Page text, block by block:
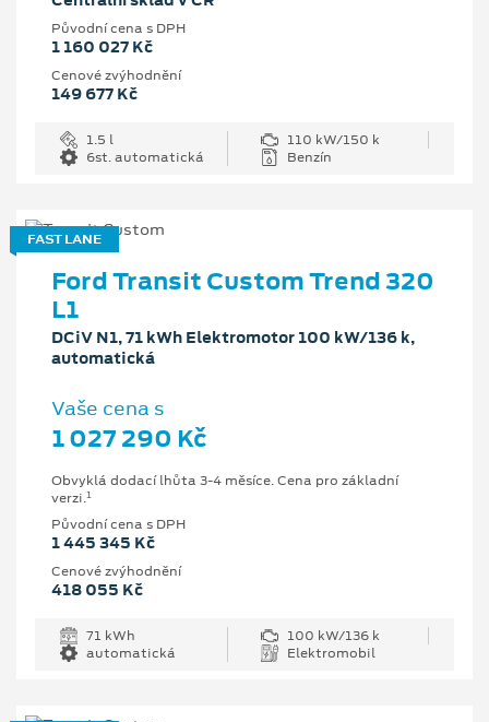
Původní cena s DPH
1 160 027 Kč
Cenové zvýhodnění
149 677 Kč
1.5 l
110 kW/150 k
6st. automatická
Benzín
FAST LANE
Ford Transit Custom Trend 320
L1
DCiV N1, 71 kWh Elektromotor 100 kW/136 k,
automatická
Vaše cena s
1 027 290 Kč
Obvyklá dodací lhůta 3-4 měsíce. Cena pro základní
verzi.1
Původní cena s DPH
1 445 345 Kč
Cenové zvýhodnění
418 055 Kč
71 kWh
100 kW/136 k
automatická
Elektromobil